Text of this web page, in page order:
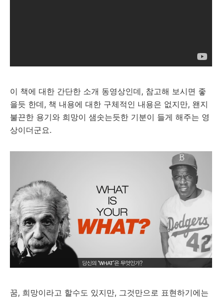
이 책에 대한 간단한 소개 동영상인데, 참고해 보시면 좋
을듯 한데, 책 내용에 대한 구체적인 내용은 없지만, 왠지
불끈한 용기와 희망이 샘솟는듯한 기분이 들게 해주는 영
상이더군요.
꿈, 희망이라고 할수도 있지만, 그것만으로 표현하기에는